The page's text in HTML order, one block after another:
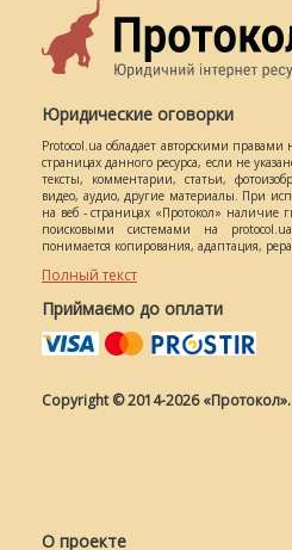
Юридические оговорки
Protocol.ua обладает авторскими
страницах данного ресурса, если не
тексты, комментарии, статьи,
видео, аудио, другие материалы. При
на веб - страницах «Протокол» наличие
поисковыми системами на
понимается копирования, адаптация,
Полный текст
Приймаємо до оплати
Copyright © 2014-2026
О проекте